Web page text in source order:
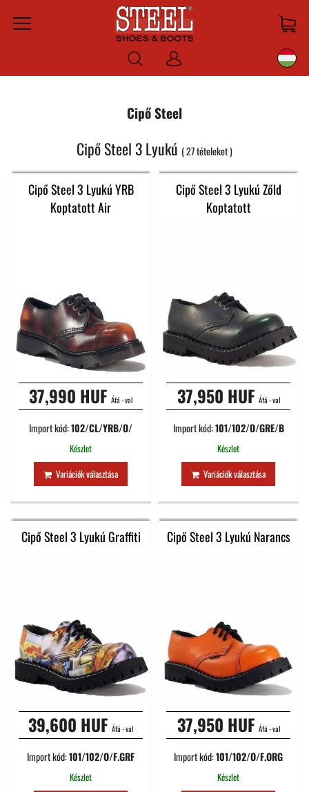
Menu
Bejelentkezni
Cipő Steel
Cipő Steel 3 Lyukú 27tételeket
Cipő Steel 3 Lyukú YRB
Koptatott Air
37,990 HUF Áfá - val
Import kód:102/CL/YRB/O/
Készlet
Variációk választása
Cipő Steel 3 Lyukú Zőld
Koptatott
37,950 HUF Áfá - val
Import kód:101/102/O/GRE/B
Készlet
Variációk választása
Cipő Steel 3 Lyukú Graffiti
39,600 HUF Áfá - val
Import kód:101/102/O/F.GRF
Készlet
Cipő Steel 3 Lyukú Narancs
37,950 HUF Áfá - val
Import kód:101/102/O/F.ORG
Készlet